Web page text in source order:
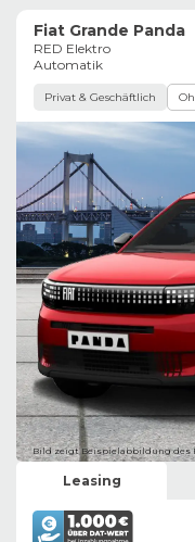
Fiat Grande Panda
RED Elektro
Automatik
Privat & Geschäftlich
Bild zeigt Beispielabbildung des
Leasing